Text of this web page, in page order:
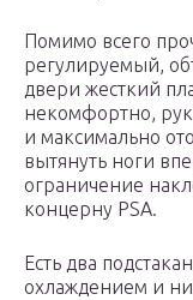
Помимо всего
регулируемый,
двери жесткий
некомфортно,
и максимально
вытянуть ноги
ограничение
концерну PSA.
Есть два
охлаждением и